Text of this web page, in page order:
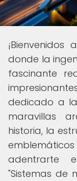
¡Bienvenidos
donde la
fascinante
dedicado a
maravillas
historia, la
adentrarte
"Sistemas de